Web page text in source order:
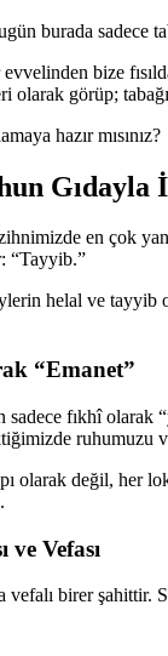
burada sadece
bize
olarak görüp;
hazır mısınız?
Gıdayla
en çok
“Tayyib.”
helal ve tayyib
“Emanet”
fıkhî olarak
ruhumuzu
olarak değil, her
Vefası
vefalı birer